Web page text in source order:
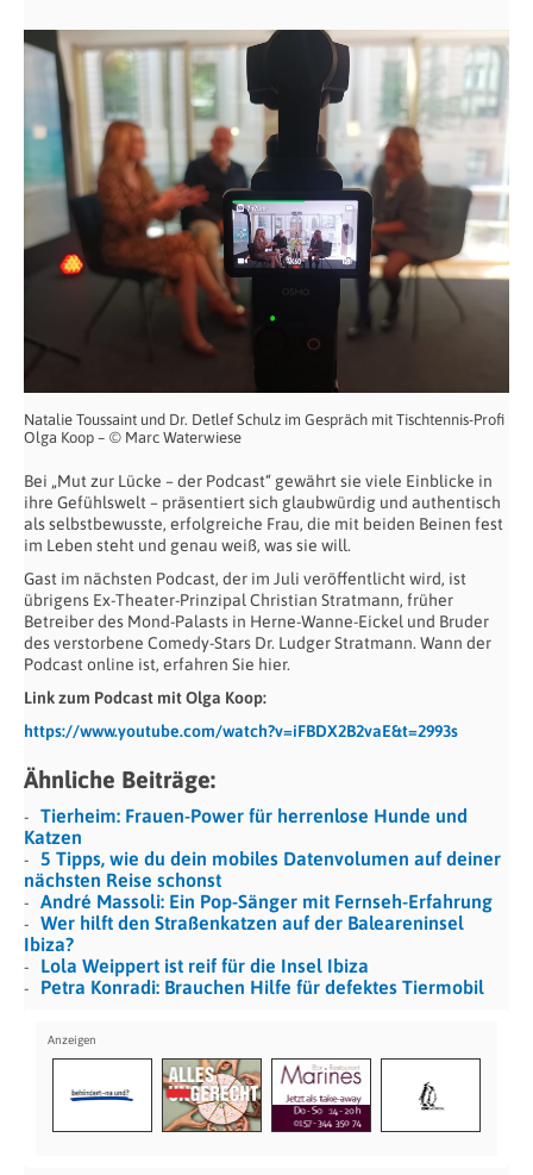
Natalie Toussaint und Dr. Detlef Schulz im Gespräch mit Tischtennis-Profi
Olga Koop – © Marc Waterwiese
Bei „Mut zur Lücke – der Podcast“ gewährt sie viele Einblicke in
ihre Gefühlswelt – präsentiert sich glaubwürdig und authentisch
als selbstbewusste, erfolgreiche Frau, die mit beiden Beinen fest
im Leben steht und genau weiß, was sie will.
Gast im nächsten Podcast, der im Juli veröffentlicht wird, ist
übrigens Ex-Theater-Prinzipal Christian Stratmann, früher
Betreiber des Mond-Palasts in Herne-Wanne-Eickel und Bruder
des verstorbene Comedy-Stars Dr. Ludger Stratmann. Wann der
Podcast online ist, erfahren Sie hier.
Link zum Podcast mit Olga Koop:
https://www.youtube.com/watch?v=iFBDX2B2vaE&t=2993s
Ähnliche Beiträge:
Tierheim: Frauen-Power für herrenlose Hunde und
Katzen
5 Tipps, wie du dein mobiles Datenvolumen auf deiner
nächsten Reise schonst
André Massoli: Ein Pop-Sänger mit Fernseh-Erfahrung
Wer hilft den Straßenkatzen auf der Baleareninsel
Ibiza?
Lola Weippert ist reif für die Insel Ibiza
Petra Konradi: Brauchen Hilfe für defektes Tiermobil